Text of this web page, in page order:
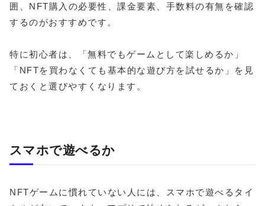
囲、NFT購入の必要性、課金要素、手数料の有無を確認
するのがおすすめです。
特に初心者は、「無料でもゲームとして楽しめるか」
「NFTを買わなくても基本的な遊び方を試せるか」を見
ておくと選びやすくなります。
スマホで遊べるか
NFTゲームに慣れていない人には、スマホで遊べるタイ